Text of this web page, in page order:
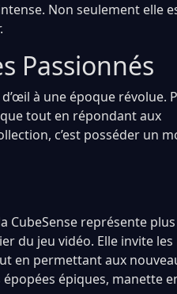
Non seulement elle
Passionnés
d’œil à une époque révolue.
tout en répondant aux
c’est posséder un
CubeSense représente plus
du jeu vidéo. Elle invite les
en permettant aux
épiques, manette